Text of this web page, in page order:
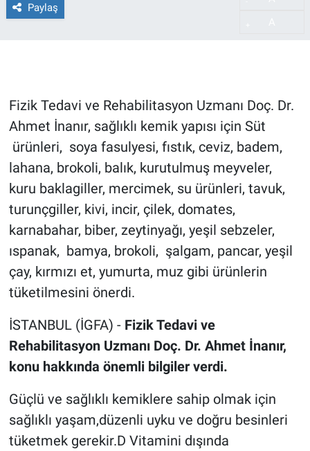
Paylaş
Fizik Tedavi ve Rehabilitasyon Uzmanı Doç. Dr.
Ahmet İnanır, sağlıklı kemik yapısı için Süt
ürünleri, soya fasulyesi, fıstık, ceviz, badem,
lahana, brokoli, balık, kurutulmuş meyveler,
kuru baklagiller, mercimek, su ürünleri, tavuk,
turunçgiller, kivi, incir, çilek, domates,
karnabahar, biber, zeytinyağı, yeşil sebzeler,
ıspanak, bamya, brokoli, şalgam, pancar, yeşil
çay, kırmızı et, yumurta, muz gibi ürünlerin
tüketilmesini önerdi.
İSTANBUL (İGFA) - Fizik Tedavi ve
Rehabilitasyon Uzmanı Doç. Dr. Ahmet İnanır,
konu hakkında önemli bilgiler verdi.
Güçlü ve sağlıklı kemiklere sahip olmak için
sağlıklı yaşam,düzenli uyku ve doğru besinleri
tüketmek gerekir.D Vitamini dışında